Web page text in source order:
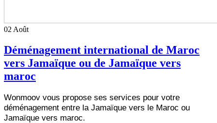
02 Août
Déménagement international de Maroc
vers Jamaïque ou de Jamaïque vers
maroc
Wonmoov vous propose ses services pour votre
déménagement entre la Jamaïque vers le Maroc ou
Jamaïque vers maroc.